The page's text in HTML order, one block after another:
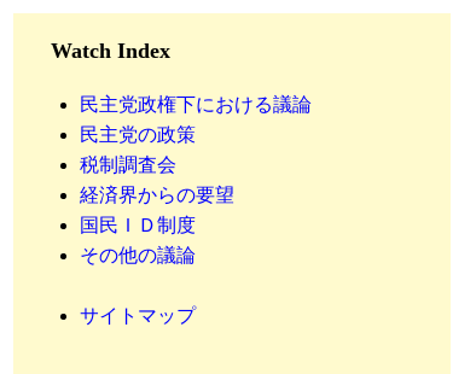
Watch Index
民主党政権下における議論
民主党の政策
税制調査会
経済界からの要望
国民ＩＤ制度
その他の議論
サイトマップ